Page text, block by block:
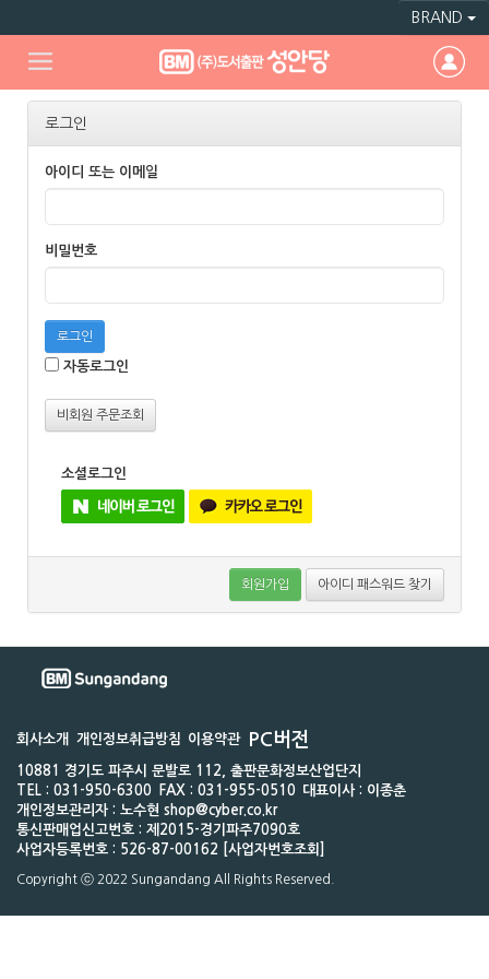
BRAND
로그인
아이디 또는 이메일
비밀번호
로그인
자동로그인
비회원 주문조회
소셜로그인
회원가입 아이디 패스워드 찾기
회사소개 개인정보취급방침 이용약관 PC버전
10881 경기도 파주시 문발로 112, 출판문화정보산업단지
TEL : 031-950-6300
FAX : 031-955-0510
대표이사 : 이종춘
개인정보관리자 : 노수현 shop@cyber.co.kr
통신판매업신고번호 : 제2015-경기파주7090호
사업자등록번호 : 526-87-00162 [사업자번호조회]
Copyright ⓒ 2022 Sungandang All Rights Reserved.